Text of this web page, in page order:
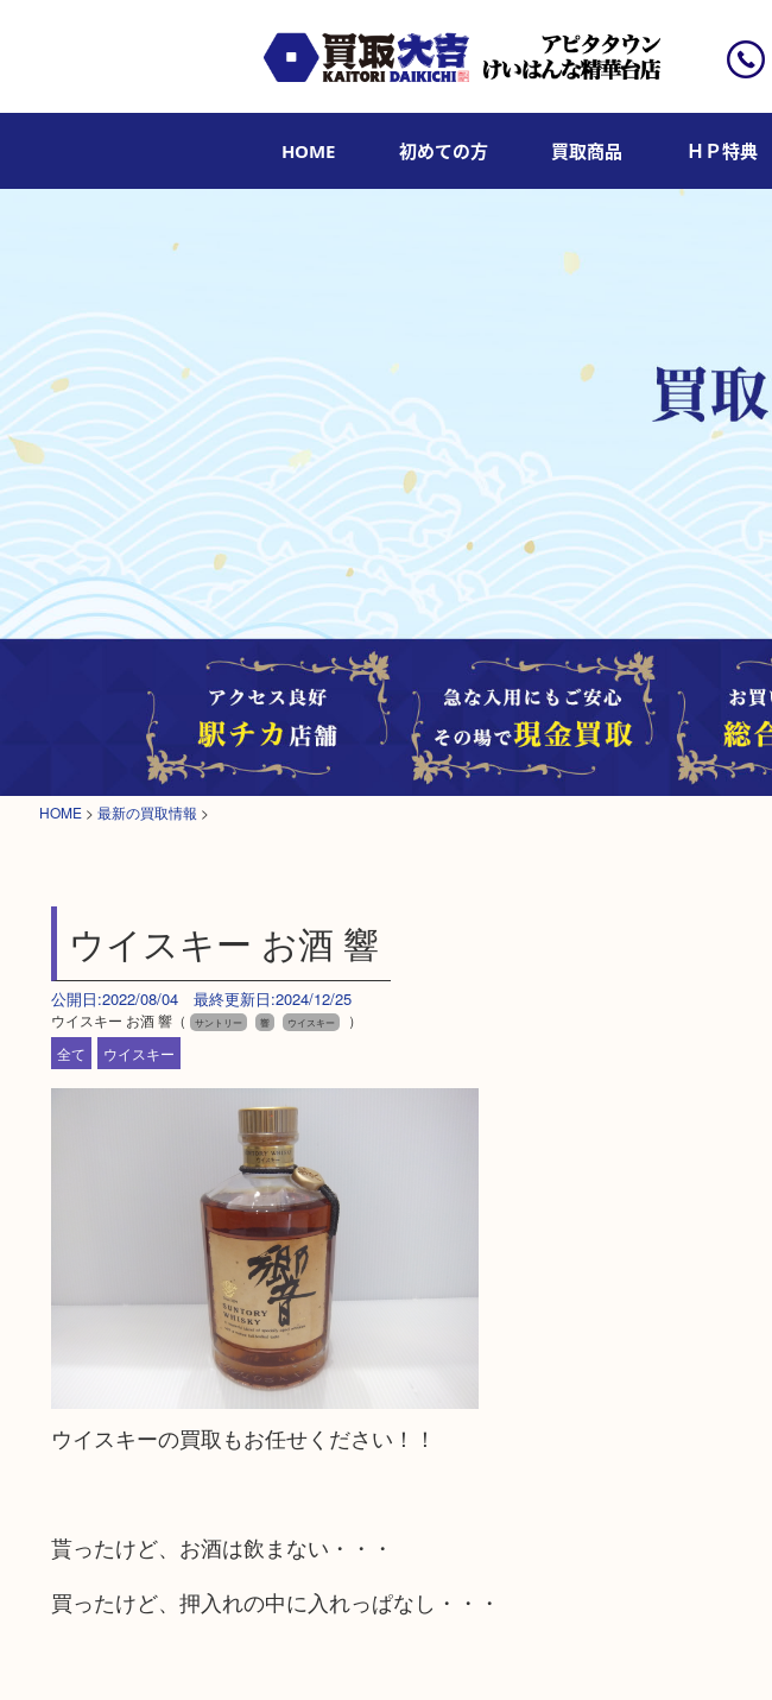
HOME 初めての方 買取商品 ＨＰ特典
HOME > 最新の買取情報 >
ウイスキー お酒 響
公開日:2022/08/04 最終更新日:2024/12/25
ウイスキー お酒 響（ サントリー 響 ウイスキー
）
全て
ウイスキー
ウイスキーの買取もお任せください！！
貰ったけど、お酒は飲まない・・・
買ったけど、押入れの中に入れっぱなし・・・